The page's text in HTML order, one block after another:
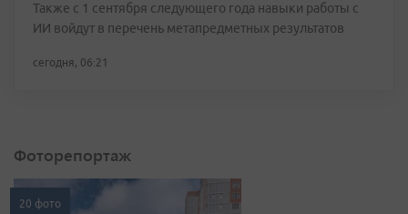
Также с 1 сентября следующего года навыки работы с
ИИ войдут в перечень метапредметных результатов
сегодня, 06:21
Фоторепортаж
20 фото